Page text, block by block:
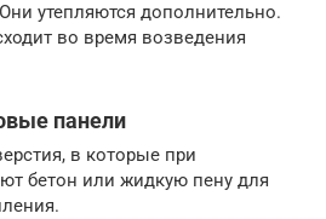
утепляются дополнительно.
во время возведения
панели
в которые при
бетон или жидкую пену для